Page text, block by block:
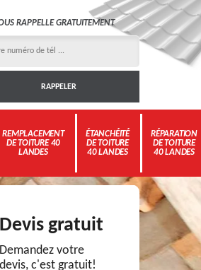
RAPPELLE GRATUITEMENT
REMPLACEMENT
DE TOITURE 40
LANDES
ÉTANCHÉITÉ
DE TOITURE
40 LANDES
RÉPARATION
DE TOITURE
40 LANDES
Devis gratuit
Demandez votre
devis, c'est gratuit!